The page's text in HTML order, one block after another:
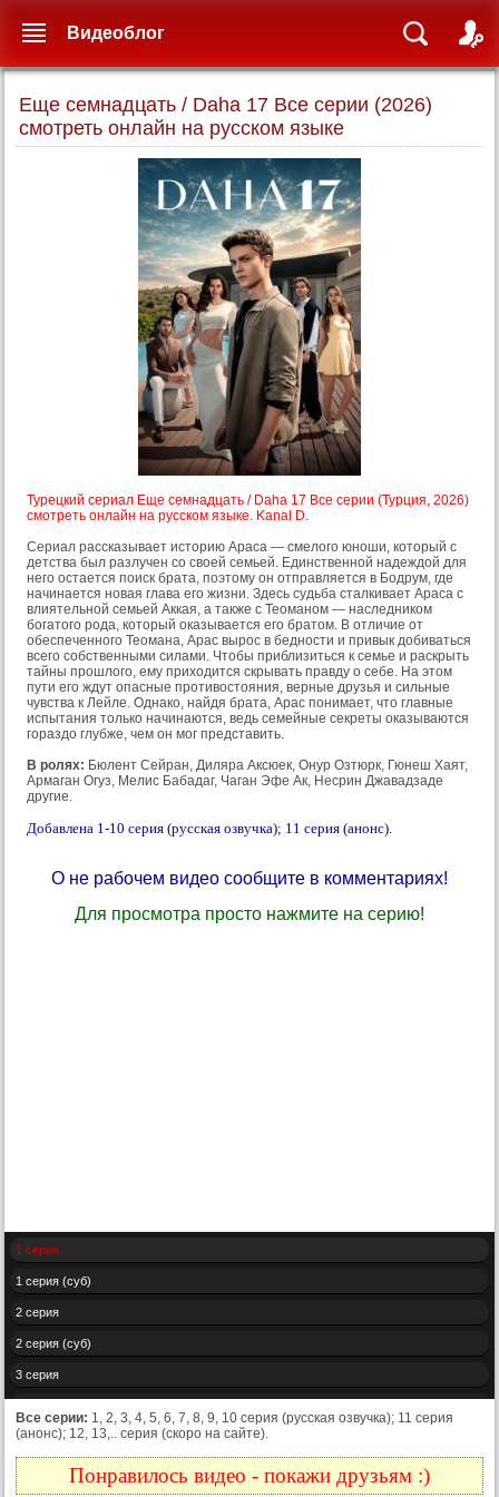
Еще семнадцать / Daha 17 Все серии (2026)
смотреть онлайн на русском языке
Турецкий сериал Еще семнадцать / Daha 17 Все серии (Турция, 2026)
смотреть онлайн на русском языке. Kanal D.
Сериал рассказывает историю Араса — смелого юноши, который с
детства был разлучен со своей семьей. Единственной надеждой для
него остается поиск брата, поэтому он отправляется в Бодрум, где
начинается новая глава его жизни. Здесь судьба сталкивает Араса с
влиятельной семьей Аккая, а также с Теоманом — наследником
богатого рода, который оказывается его братом. В отличие от
обеспеченного Теомана, Арас вырос в бедности и привык добиваться
всего собственными силами. Чтобы приблизиться к семье и раскрыть
тайны прошлого, ему приходится скрывать правду о себе. На этом
пути его ждут опасные противостояния, верные друзья и сильные
чувства к Лейле. Однако, найдя брата, Арас понимает, что главные
испытания только начинаются, ведь семейные секреты оказываются
гораздо глубже, чем он мог представить.
В ролях: Бюлент Сейран, Диляра Аксюек, Онур Озтюрк, Гюнеш Хаят,
Армаган Огуз, Мелис Бабадаг, Чаган Эфе Ак, Несрин Джавадзаде
другие.
Добавлена 1-10 серия (русская озвучка); 11 серия (анонс).
О не рабочем видео сообщите в комментариях!
Для просмотра просто нажмите на серию!
1 серия
1 серия (суб)
2 серия
2 серия (суб)
3 серия
4 серия
4 серия (суб)
Все серии: 1, 2, 3, 4, 5, 6, 7, 8, 9, 10 серия (русская озвучка); 11 серия
(анонс); 12, 13,.. серия (скоро на сайте).
Понравилось видео - покажи друзьям :)
Видеоблог